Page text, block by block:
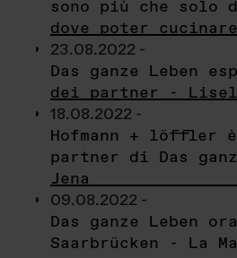
sono più che solo
dove poter cucinare
23.08.2022 -
Das ganze Leben
dei partner -
18.08.2022 -
Hofmann + löffler
partner di Das
Jena
09.08.2022 -
Das ganze Leben
Saarbrücken - La